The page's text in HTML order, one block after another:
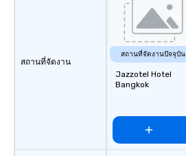
สถานที่จัดงาน
สถานที่จัดงานปัจจุบัน
Jazzotel Hotel
Bangkok